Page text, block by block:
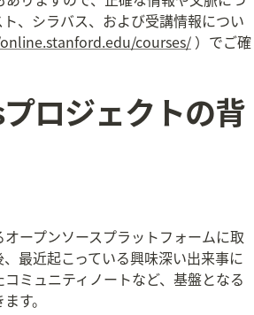
、シラバス、および受講情報につい
courses/ ）でご確
ロジェクトの背
ープンソースプラットフォームに取
最近起こっている興味深い出来事に
ミュニティノートなど、基盤となる
す。